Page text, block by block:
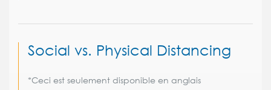
Social vs. Physical Distancing
*Ceci est seulement disponible en anglais